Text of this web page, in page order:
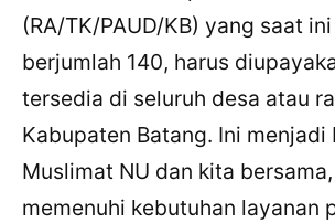
(RA/TK/PAUD/KB) yang saat
berjumlah 140, harus
tersedia di seluruh desa atau
Kabupaten Batang. Ini menjadi
Muslimat NU dan kita
memenuhi kebutuhan layanan